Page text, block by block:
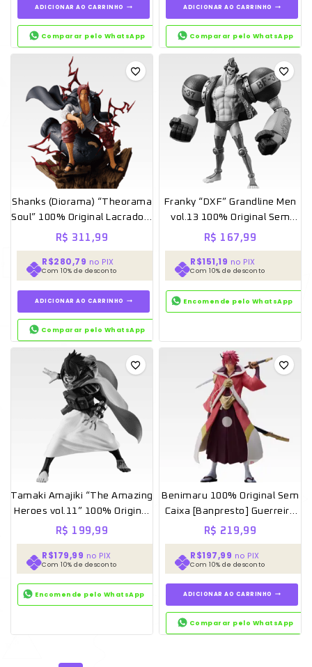
ADICIONAR AO CARRINHO
Comparar pelo WhatsApp
ADICIONAR AO CARRINHO
Comparar pelo WhatsApp
Shanks (Diorama) “Theorama
Soul” 100% Original Lacrado –
Banpresto
R$ 311,99
R$280,79 no PIX
Com 10% de desconto
ADICIONAR AO CARRINHO
Comparar pelo WhatsApp
Franky “DXF” Grandline Men
vol.13 100% Original Sem
caixa [Banpresto]
R$ 167,99
R$151,19 no PIX
Com 10% de desconto
Encomende pelo WhatsApp
Tamaki Amajiki “The Amazing
Heroes vol.11” 100% Original
Sem Caixa [Banpresto]
R$ 199,99
R$179,99 no PIX
Com 10% de desconto
Encomende pelo WhatsApp
Benimaru 100% Original Sem
Caixa [Banpresto] Guerreiro
Carmesim
R$ 219,99
R$197,99 no PIX
Com 10% de desconto
ADICIONAR AO CARRINHO
Comparar pelo WhatsApp